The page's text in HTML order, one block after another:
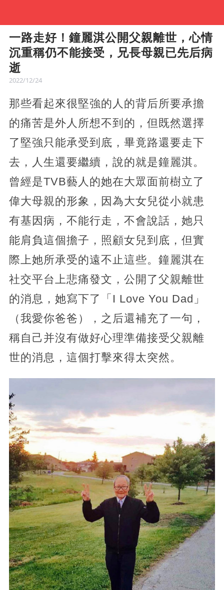
一路走好！鐘麗淇公開父親離世，心情
沉重稱仍不能接受，兄長母親已先后病
逝
2022/12/24
那些看起來很堅強的人的背后所要承擔
的痛苦是外人所想不到的，但既然選擇
了堅強只能承受到底，畢竟路還要走下
去，人生還要繼續，說的就是鐘麗淇。
曾經是TVB藝人的她在大眾面前樹立了
偉大母親的形象，因為大女兒從小就患
有基因病，不能行走，不會說話，她只
能肩負這個擔子，照顧女兒到底，但實
際上她所承受的遠不止這些。鐘麗淇在
社交平台上悲痛發文，公開了父親離世
的消息，她寫下了「I Love You Dad」
（我愛你爸爸），之后還補充了一句，
稱自己并沒有做好心理準備接受父親離
世的消息，這個打擊來得太突然。